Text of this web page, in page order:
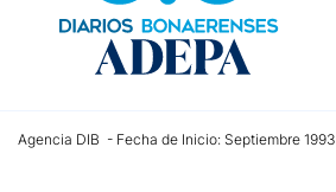
Agencia DIB - Fecha de Inicio: Septiembre 1993